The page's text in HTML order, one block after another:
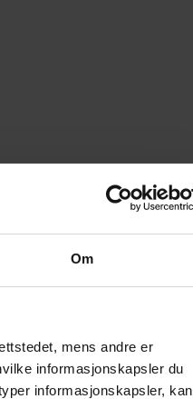
Om
mens andre er
informasjonskapsler du
informasjonskapsler, kan